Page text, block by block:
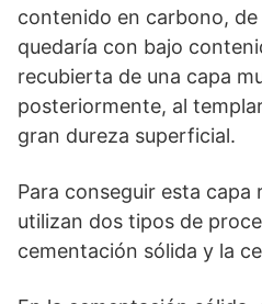
contenido en carbono,
quedaría con bajo
recubierta de una capa
posteriormente, al
gran dureza superficial.
Para conseguir esta capa
utilizan dos tipos de
cementación sólida y la